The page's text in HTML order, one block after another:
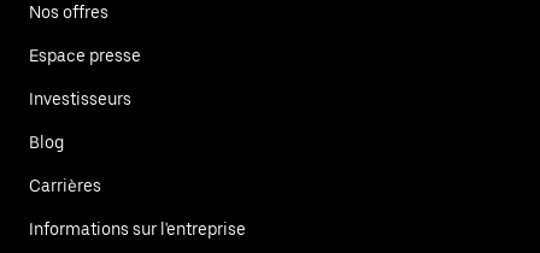
Nos offres
Espace presse
Investisseurs
Blog
Carrières
Informations sur l'entreprise